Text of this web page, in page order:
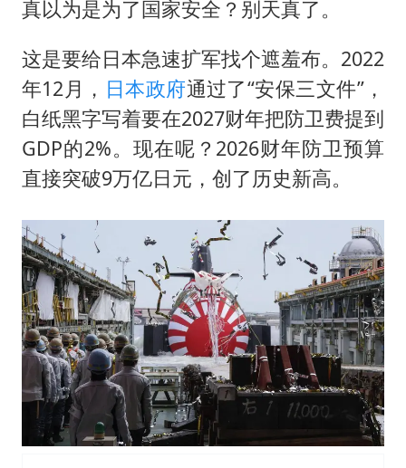
真以为是为了国家安全？别天真了。
这是要给日本急速扩军找个遮羞布。2022
年12月， 日本政府通过了“安保三文件”，
白纸黑字写着要在2027财年把防卫费提到
GDP的2%。现在呢？2026财年防卫预算
直接突破9万亿日元，创了历史新高。